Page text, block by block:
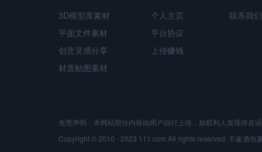
3D模型库素材
平面文件素材
创意灵感分享
材质贴图素材
个人主页
平台协议
上传赚钱
联系我们
免责声明：本网站部分内容由用户自行上传，如权利人发现存在
Copyright © 2010 - 2023 111.com All rights reserved. 不象酒包